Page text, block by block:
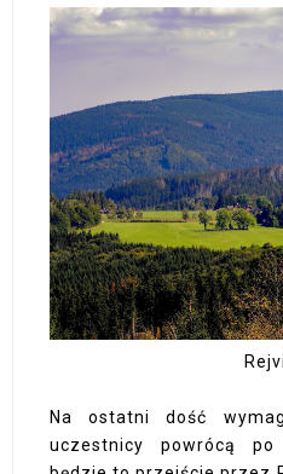
Na ostatni dość
uczestnicy powrócą